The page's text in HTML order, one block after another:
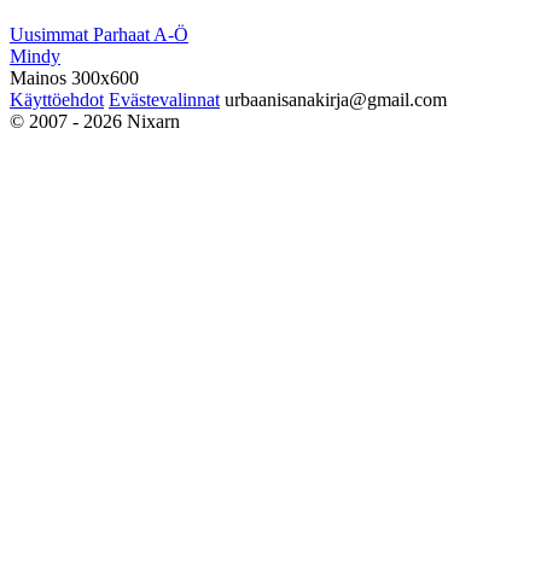
Uusimmat Parhaat A-Ö
Mindy
Mainos 300x600
Käyttöehdot Evästevalinnat urbaanisanakirja@gmail.com
© 2007 - 2026 Nixarn